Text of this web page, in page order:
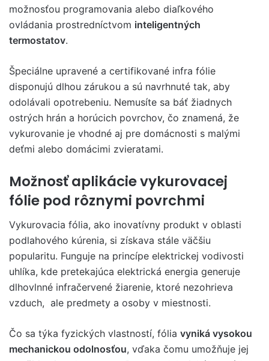
možnosťou programovania alebo diaľkového
ovládania prostredníctvom inteligentných
termostatov.
Špeciálne upravené a certifikované infra fólie
disponujú dlhou zárukou a sú navrhnuté tak, aby
odolávali opotrebeniu. Nemusíte sa báť žiadnych
ostrých hrán a horúcich povrchov, čo znamená, že
vykurovanie je vhodné aj pre domácnosti s malými
deťmi alebo domácimi zvieratami.
Možnosť aplikácie vykurovacej
fólie pod rôznymi povrchmi
Vykurovacia fólia, ako inovatívny produkt v oblasti
podlahového kúrenia, si získava stále väčšiu
popularitu. Funguje na princípe elektrickej vodivosti
uhlíka, kde pretekajúca elektrická energia generuje
dlhovlnné infračervené žiarenie, ktoré nezohrieva
vzduch, ale predmety a osoby v miestnosti.
Čo sa týka fyzických vlastností, fólia vyniká vysokou
mechanickou odolnosťou, vďaka čomu umožňuje jej